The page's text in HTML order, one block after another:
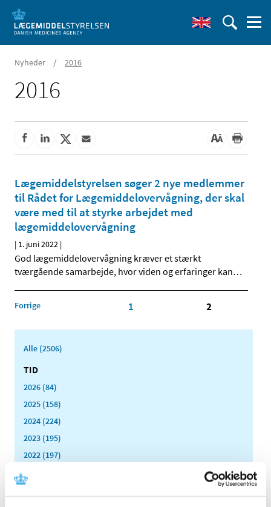
Nyheder / 2016
2016
Lægemiddelstyrelsen søger 2 nye medlemmer
til Rådet for Lægemiddelovervågning, der skal
være med til at styrke arbejdet med
lægemiddelovervågning
| 1. juni 2022 |
God lægemiddelovervågning kræver et stærkt
tværgående samarbejde, hvor viden og erfaringer kan…
Forrige 1 2
Alle (2506)
TID
2026 (84)
2025 (158)
2024 (224)
2023 (195)
2022 (197)